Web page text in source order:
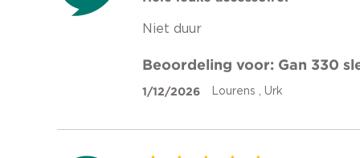
Niet duur
Beoordeling voor: Gan 330
1/12/2026 Lourens , Urk